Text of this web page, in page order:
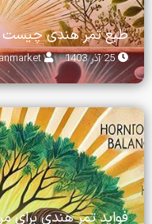
طبع تمر هندی چیست و
25 آذر 1403 Ehsanmarket
فواید تمر هندی برای